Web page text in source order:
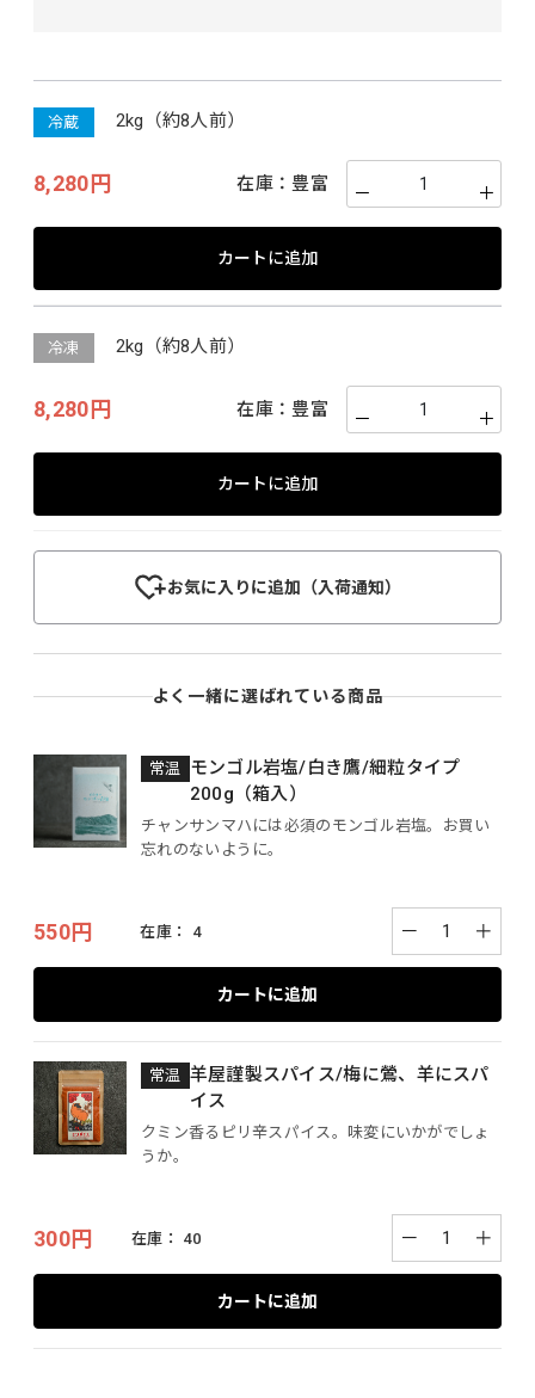
冷蔵 2kg（約8人前）
8,280円 在庫： 豊富 ＋
－
カートに追加
冷凍 2kg（約8人前）
8,280円 在庫： 豊富 ＋
－
カートに追加
お気に入りに追加（入荷通知）
よく一緒に選ばれている商品
常温
モンゴル岩塩/白き鷹/細粒タイプ
200g（箱入）
チャンサンマハには必須のモンゴル岩塩。お買い
忘れのないように。
550円 在庫： 4 － ＋
カートに追加
常温 羊屋謹製スパイス/梅に鶯、羊にスパ
イス
クミン香るピリ辛スパイス。味変にいかがでしょ
うか。
300円 在庫： 40 － ＋
カートに追加